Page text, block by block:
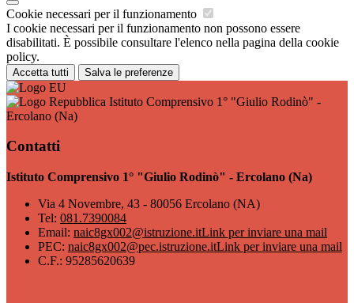
Cookie necessari per il funzionamento
I cookie necessari per il funzionamento non possono essere
disabilitati. È possibile consultare l'elenco nella pagina della cookie
policy.
Accetta tutti Salva le preferenze
Istituto Comprensivo 1° "Giulio Rodinò" -
Ercolano (Na)
Contatti
Istituto Comprensivo 1° "Giulio Rodinò" - Ercolano (Na)
Via 4 Novembre, 43 - 80056 Ercolano (NA)
Tel: 081.7390084
Email: naic8gx002@istruzione.itLink per inviare una mail
PEC: naic8gx002@pec.istruzione.itLink per inviare una mail
C.F.: 95285620639